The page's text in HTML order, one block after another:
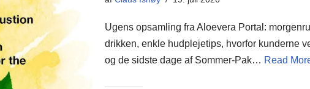
Ugens opsamling fra Aloevera Portal:
drikken, enkle hudplejetips, hvorfor kunderne
og de sidste dage af Sommer-Pak… Read